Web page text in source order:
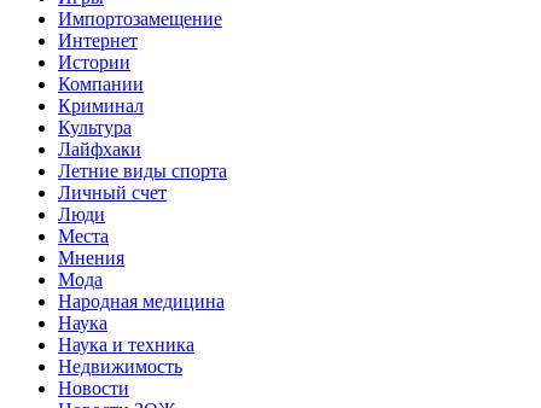
Импортозамещение
Интернет
Истории
Компании
Криминал
Культура
Лайфхаки
Летние виды спорта
Личный счет
Люди
Места
Мнения
Мода
Народная медицина
Наука
Наука и техника
Недвижимость
Новости